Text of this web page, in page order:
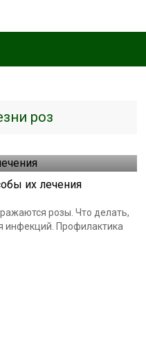
роз
их лечения
розы. Что делать,
инфекций. Профилактика